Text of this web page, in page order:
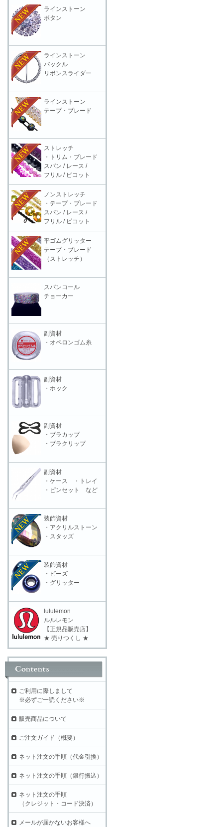
ラインストーン
ボタン
ラインストーン
バックル
リボンスライダー
ラインストーン
テープ・ブレード
ストレッチ
・トリム・ブレード
スパン / レース /
フリル / ピコット
ノンストレッチ
・テープ・ブレード
スパン / レース /
フリル / ピコット
平ゴムグリッター
テープ・ブレード
（ストレッチ）
スパンコール
チョーカー
副資材
・オペロンゴム糸
副資材
・ホック
副資材
・ブラカップ
・ブラクリップ
副資材
・ケース ・トレイ
・ピンセット など
装飾資材
・アクリルストーン
・スタッズ
装飾資材
・ビーズ
・グリッター
lululemon
ルルレモン
【正規品販売店】
★ 売りつくし ★
ご利用に際しまして
※必ずご一読ください※
販売商品について
ご注文ガイド（概要）
ネット注文の手順（代金引換）
ネット注文の手順（銀行振込）
ネット注文の手順
（クレジット・コード決済）
メールが届かないお客様へ